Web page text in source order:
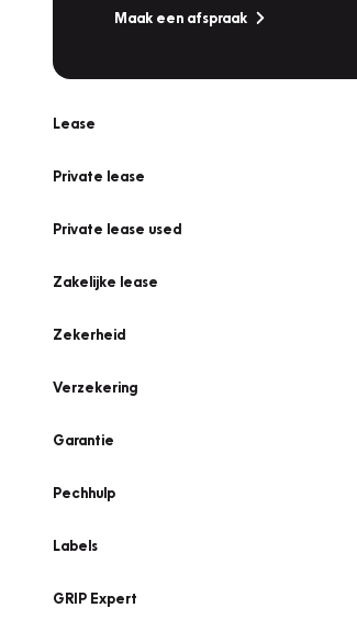
Maak een afspraak
Lease
Private lease
Private lease used
Zakelijke lease
Zekerheid
Verzekering
Garantie
Pechhulp
Labels
GRIP Expert